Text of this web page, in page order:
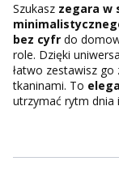
Szukasz zegara w
bez cyfr do
role. Dzięki
łatwo zestawisz
tkaninami. To
utrzymać rytm dnia